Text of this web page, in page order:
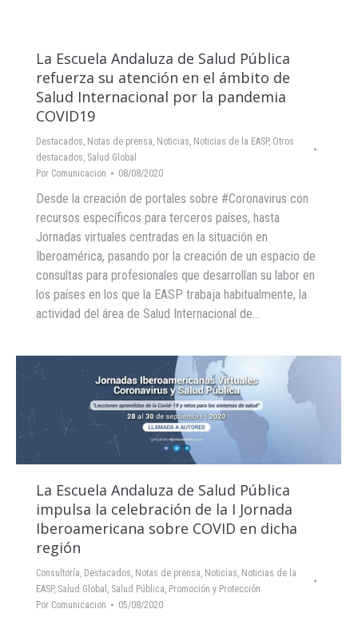
La Escuela Andaluza de Salud Pública
refuerza su atención en el ámbito de
Salud Internacional por la pandemia
COVID19
Destacados, Notas de prensa, Noticias, Noticias de la EASP, Otros
destacados, Salud Global
Por Comunicacion 08/08/2020
Desde la creación de portales sobre #Coronavirus con
recursos específicos para terceros países, hasta
Jornadas virtuales centradas en la situación en
Iberoamérica, pasando por la creación de un espacio de
consultas para profesionales que desarrollan su labor en
los países en los que la EASP trabaja habitualmente, la
actividad del área de Salud Internacional de…
La Escuela Andaluza de Salud Pública
impulsa la celebración de la I Jornada
Iberoamericana sobre COVID en dicha
región
Consultoría Destacados Notas de prensa Noticias Noticias de la
EASP, Salud Global
Salud Pública, Promoción y Protección
Por Comunicacion 05/08/2020